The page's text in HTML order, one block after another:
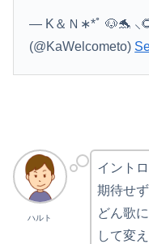
— K＆Ｎ∗*ﾟ 🐶🐬
(@KaWelcometo)
ハルト
イント
期待せ
どん歌
して変